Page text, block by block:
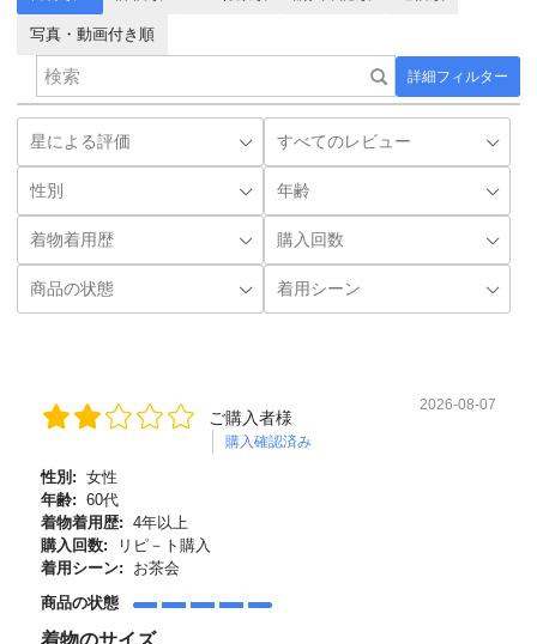
詳細フィルター
写真・動画付き順
ご購入者様
購入確認済み
2026-08-07
性別: 女性
年齢: 60代
着物着用歴: 4年以上
購入回数:
リピ－ト購入
着用シーン:
お茶会
商品の状態